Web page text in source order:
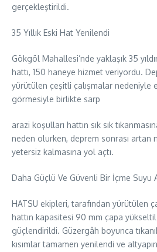
gerçekleştirildi.
35 Yıllık Eski Hat Yenilendi
Gökgöl Mahallesi’nde yaklaşık 35
hattı, 150 haneye hizmet veriyordu.
yürütülen çeşitli çalışmalar nedeniyle
görmesiyle birlikte sarp
arazi koşulları hattın sık sık
neden olurken, deprem sonrası artan
yetersiz kalmasına yol açtı.
Daha Güçlü Ve Güvenli Bir İçme Suyu
HATSU ekipleri, tarafından yürütülen
hattın kapasitesi 90 mm çapa
güçlendirildi. Güzergâh boyunca
kısımlar tamamen yenilendi ve